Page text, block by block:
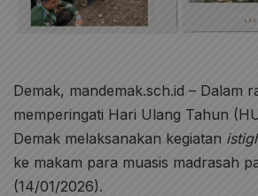
Demak, mandemak.sch.id – Dalam
memperingati Hari Ulang Tahun
Demak melaksanakan kegiatan
ke makam para muasis madrasah
(14/01/2026).